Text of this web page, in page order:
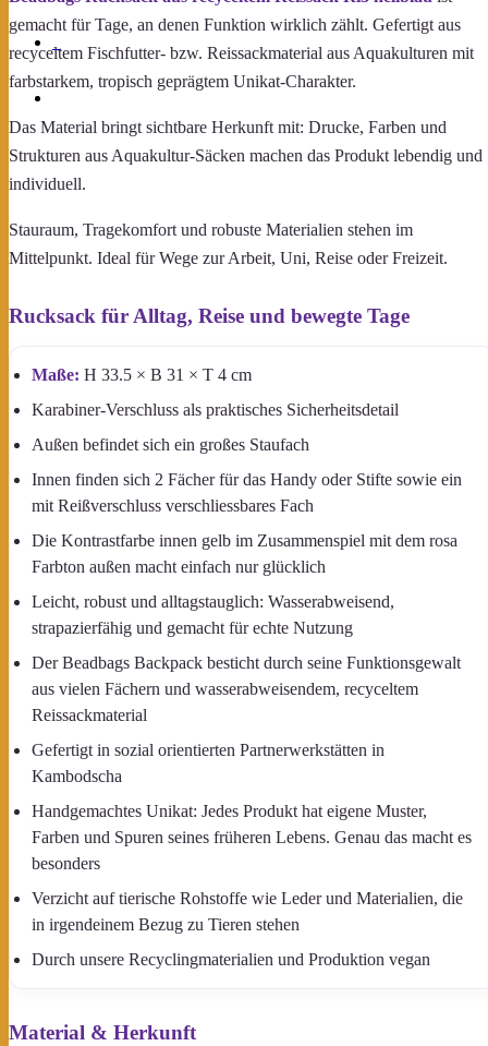
gemacht für Tage, an denen Funktion wirklich zählt. Gefertigt aus
recyceltem Fischfutter- bzw. Reissackmaterial aus Aquakulturen mit
farbstarkem, tropisch geprägtem Unikat-Charakter.
Das Material bringt sichtbare Herkunft mit: Drucke, Farben und
Strukturen aus Aquakultur-Säcken machen das Produkt lebendig und
individuell.
Stauraum, Tragekomfort und robuste Materialien stehen im
Mittelpunkt. Ideal für Wege zur Arbeit, Uni, Reise oder Freizeit.
Rucksack für Alltag, Reise und bewegte Tage
Maße: H 33.5 × B 31 × T 4 cm
Karabiner-Verschluss als praktisches Sicherheitsdetail
Außen befindet sich ein großes Staufach
Innen finden sich 2 Fächer für das Handy oder Stifte sowie ein
mit Reißverschluss verschliessbares Fach
Die Kontrastfarbe innen gelb im Zusammenspiel mit dem rosa
Farbton außen macht einfach nur glücklich
Leicht, robust und alltagstauglich: Wasserabweisend,
strapazierfähig und gemacht für echte Nutzung
Der Beadbags Backpack besticht durch seine Funktionsgewalt
aus vielen Fächern und wasserabweisendem, recyceltem
Reissackmaterial
Gefertigt in sozial orientierten Partnerwerkstätten in
Kambodscha
Handgemachtes Unikat: Jedes Produkt hat eigene Muster,
Farben und Spuren seines früheren Lebens. Genau das macht es
besonders
Verzicht auf tierische Rohstoffe wie Leder und Materialien, die
in irgendeinem Bezug zu Tieren stehen
Durch unsere Recyclingmaterialien und Produktion vegan
Material & Herkunft